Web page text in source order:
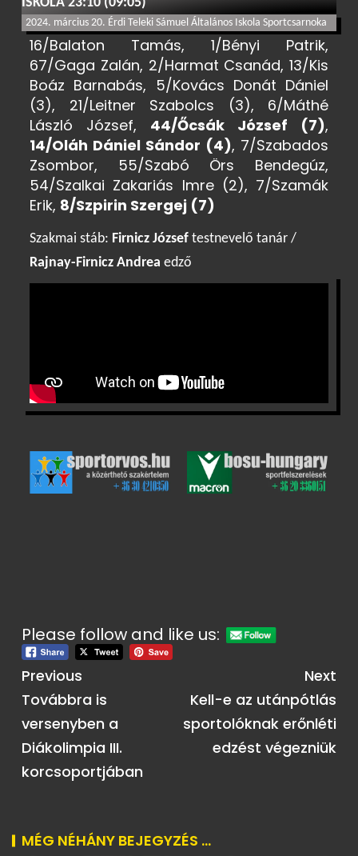
ISKOLA 23:10 (09:05)
2024. március 20. Érdi Teleki Sámuel Általános Iskola Sportcsarnoka
16/Balaton Tamás, 1/Bényi Patrik,
67/Gaga Zalán, 2/Harmat Csanád, 13/Kis
Boáz Barnabás, 5/Kovács Donát Dániel
(3), 21/Leitner Szabolcs (3), 6/Máthé
László József, 44/Őcsák József (7),
14/Oláh Dániel Sándor (4), 7/Szabados
Zsombor, 55/Szabó Örs Bendegúz,
54/Szalkai Zakariás Imre (2), 7/Szamák
Erik, 8/Szpirin Szergej (7)
Szakmai stáb: Firnicz József testnevelő tanár /
Rajnay-Firnicz Andrea edző
Please follow and like us:
Previous
Továbbra is
versenyben a
Diákolimpia III.
korcsoportjában
Next
Kell-e az utánpótlás
sportolóknak erőnléti
edzést végezniük
MÉG NÉHÁNY BEJEGYZÉS ...